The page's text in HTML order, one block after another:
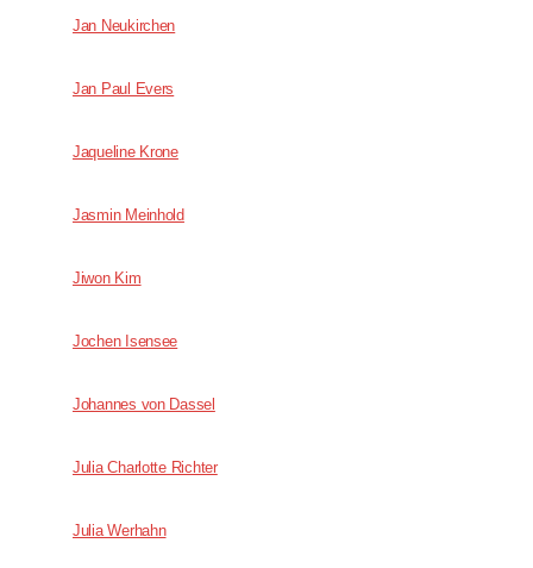
Jan Neukirchen
Jan Paul Evers
Jaqueline Krone
Jasmin Meinhold
Jiwon Kim
Jochen Isensee
Johannes von Dassel
Julia Charlotte Richter
Julia Werhahn